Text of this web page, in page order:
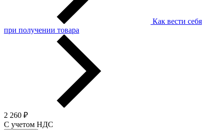
Как вести себя
при получении товара
2 260 ₽
С учетом НДС